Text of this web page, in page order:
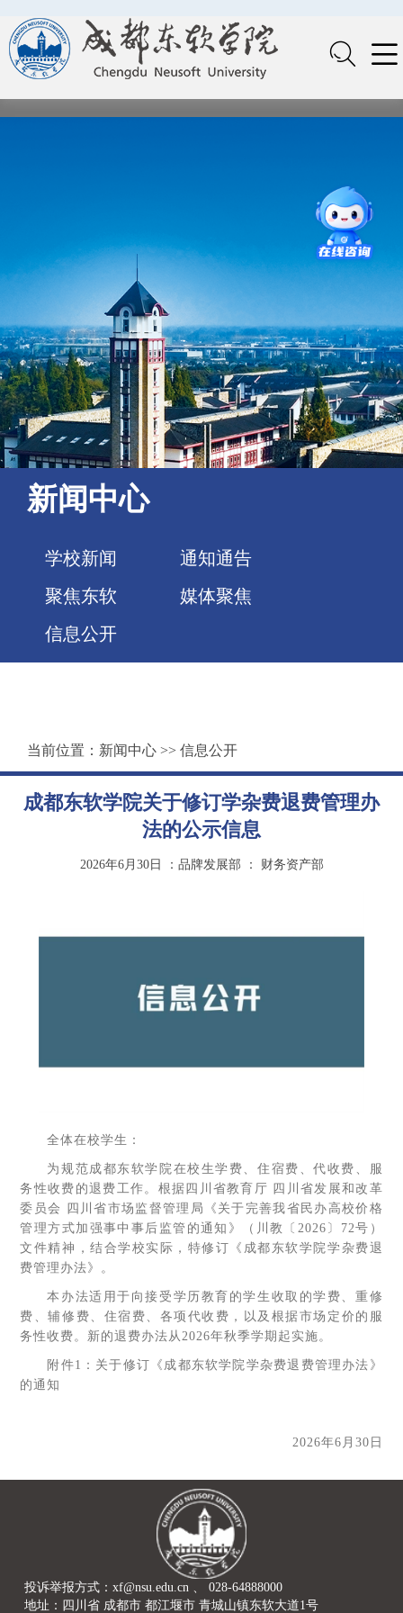
新闻中心
学校新闻
通知通告
聚焦东软
媒体聚焦
信息公开
当前位置： 新闻中心 >> 信息公开
成都东软学院关于修订学杂费退费管理办
法的公示信息
2026年6月30日 ：品牌发展部 ： 财务资产部
全体在校学生：
为规范成都东软学院在校生学费、住宿费、代收费、服
务性收费的退费工作。根据四川省教育厅 四川省发展和改革
委员会 四川省市场监督管理局《关于完善我省民办高校价格
管理方式加强事中事后监管的通知》（川教〔2026〕72号）
文件精神，结合学校实际，特修订《成都东软学院学杂费退
费管理办法》。
本办法适用于向接受学历教育的学生收取的学费、重修
费、辅修费、住宿费、各项代收费，以及根据市场定价的服
务性收费。新的退费办法从2026年秋季学期起实施。
附件1： 关于修订《成都东软学院学杂费退费管理办法》
的通知
2026年6月30日
投诉举报方式：xf@nsu.edu.cn 、 028-64888000
地址：四川省 成都市 都江堰市 青城山镇东软大道1号